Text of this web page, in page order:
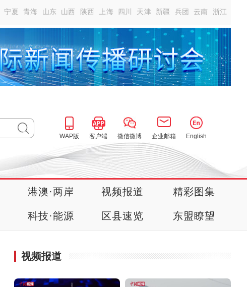
宁夏 青海 山东 山西 陕西 上海 四川 天津 新疆 兵团 云南 浙江
WAP版 客户端 微信微博 企业邮箱 English
港澳·两岸 视频报道 精彩图集
科技·能源 区县速览 东盟瞭望
视频报道